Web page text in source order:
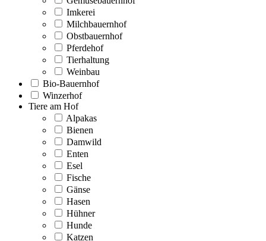
Imkerei
Milchbauernhof
Obstbauernhof
Pferdehof
Tierhaltung
Weinbau
Bio-Bauernhof
Winzerhof
Tiere am Hof
Alpakas
Bienen
Damwild
Enten
Esel
Fische
Gänse
Hasen
Hühner
Hunde
Katzen